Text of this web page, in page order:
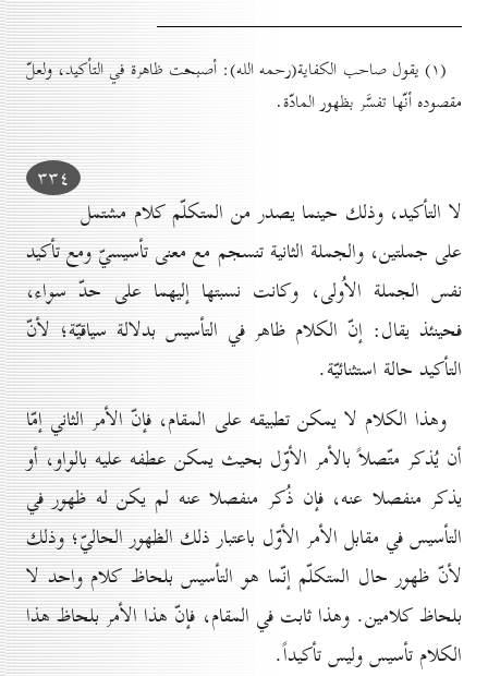
(۱) يقول صاحب الكفاية(رحمه الله): أصبحت ظاهرة في التأكيد، ولعلّ
مقصوده أنّها تفسَّر بظهور المادّة.
۳۳٤
لا التأكيد، وذلك حينما يصدر من المتكلّم كلام مشتمل
على جملتين، والجملة الثانية تنسجم مع معنى تأسيسيّ ومع تأكيد
نفس الجملة الاُولى، وكانت نسبتها إليهما على حدّ سواء،
فحينئذ يقال: إنّ الكلام ظاهر في التأسيس بدلالة سياقيّة؛ لأنّ
التأكيد حالة استثنائيّة.
وهذا الكلام لا يمكن تطبيقه على المقام، فإنّ الأمر الثاني إمّا
أن يُذكر متّصلاً بالأمر الأوّل بحيث يمكن عطفه عليه بالواو، أو
يذكر منفصلا عنه، فإن ذُكر منفصلا عنه لم يكن له ظهور في
التأسيس في مقابل الأمر الأوّل باعتبار ذلك الظهور الحاليّ؛ وذلك
لأنّ ظهور حال المتكلّم إنّما هو التأسيس بلحاظ كلام واحد لا
بلحاظ كلامين. وهذا ثابت في المقام، فإنّ هذا الأمر بلحاظ هذا
الكلام تأسيس وليس تأكيداً.